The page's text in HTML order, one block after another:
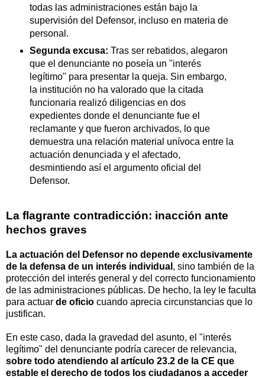
todas las administraciones están bajo la
supervisión del Defensor, incluso en materia de
personal.
Segunda excusa: Tras ser rebatidos, alegaron
que el denunciante no poseía un "interés
legítimo" para presentar la queja. Sin embargo,
la institución no ha valorado que la citada
funcionaria realizó diligencias en dos
expedientes donde el denunciante fue el
reclamante y que fueron archivados, lo que
demuestra una relación material unívoca entre la
actuación denunciada y el afectado,
desmintiendo así el argumento oficial del
Defensor.
La flagrante contradicción: inacción ante
hechos graves
La actuación del Defensor no depende exclusivamente
de la defensa de un interés individual , sino también de la
protección del interés general y del correcto funcionamiento
de las administraciones públicas. De hecho, la ley le faculta
para actuar de oficio cuando aprecia circunstancias que lo
justifican.
En este caso, dada la gravedad del asunto, el "interés
legítimo" del denunciante podría carecer de relevancia,
sobre todo atendiendo al artículo 23.2 de la CE que
estable el derecho de todos los ciudadanos a acceder